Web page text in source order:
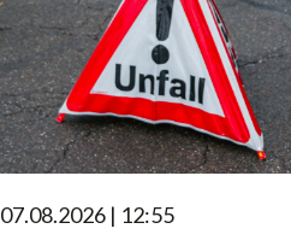
07.08.2026 | 12:55